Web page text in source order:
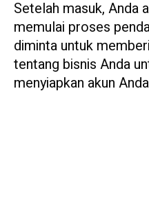
Setelah masuk, Anda
memulai proses
diminta untuk
tentang bisnis Anda
menyiapkan akun